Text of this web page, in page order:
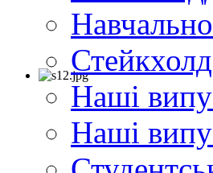
Наші
Наші